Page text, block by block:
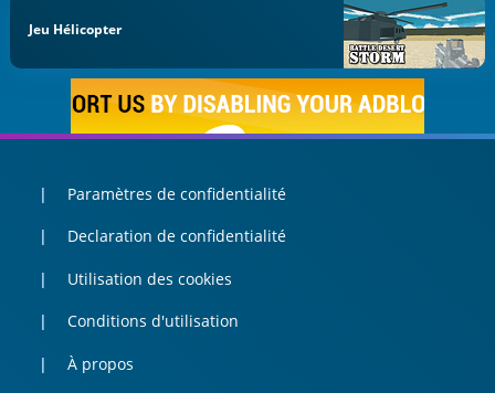
Jeu Hélicopter
Paramètres de confidentialité
Declaration de confidentialité
Utilisation des cookies
Conditions d'utilisation
À propos